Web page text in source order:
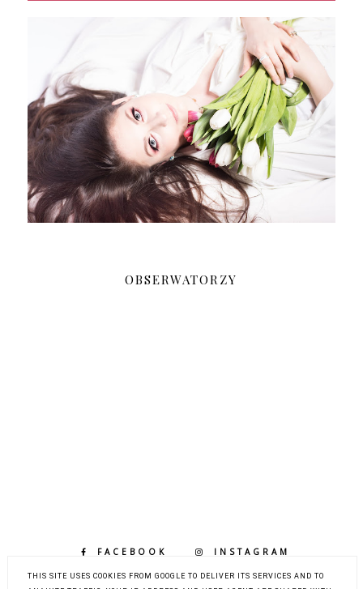
OBSERWATORZY
FACEBOOK INSTAGRAM
BLOGLOVIN
THIS SITE USES COOKIES FROM GOOGLE TO DELIVER ITS SERVICES AND TO